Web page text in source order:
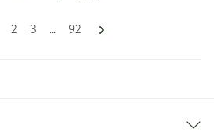
Pages
lisez actuellement la page
Page
2 Page
3 ... Page
92